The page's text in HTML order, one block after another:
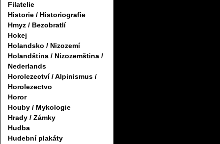
Filatelie
Historie / Historiografie
Hmyz / Bezobratlí
Hokej
Holandsko / Nizozemí
Holandština / Nizozemština /
Nederlands
Horolezectví / Alpinismus /
Horolezectvo
Horor
Houby / Mykologie
Hrady / Zámky
Hudba
Hudební plakáty